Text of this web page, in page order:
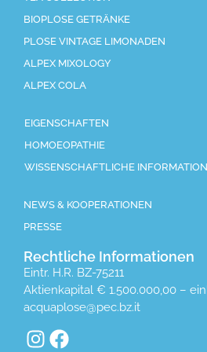
BIOPLOSE GETRÄNKE
PLOSE VINTAGE LIMONADEN
ALPEX MIXOLOGY
ALPEX COLA
EIGENSCHAFTEN
HOMOEOPATHIE
WISSENSCHAFTLICHE
NEWS & KOOPERATIONEN
PRESSE
Rechtliche Informationen
Eintr. H.R. BZ-75211
Aktienkapital € 1.500.000,00 –
acquaplose@pec.bz.it